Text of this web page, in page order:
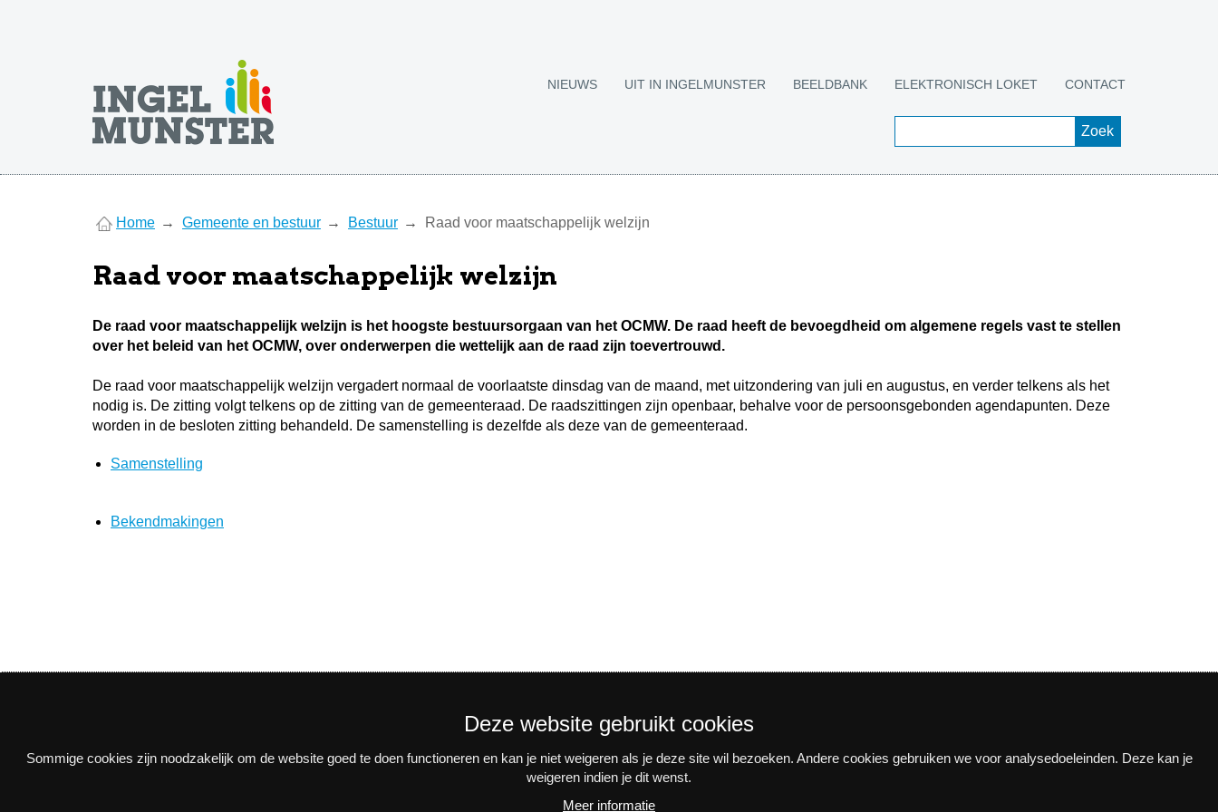
NIEUWS UIT IN INGELMUNSTER BEELDBANK ELEKTRONISCH LOKET CONTACT
are
Home Gemeente en bestuur Bestuur Raad voor maatschappelijk welzijn
Raad voor maatschappelijk welzijn
De raad voor maatschappelijk welzijn is het hoogste bestuursorgaan van het OCMW. De raad heeft de bevoegdheid om algemene regels vast te stellen
over het beleid van het OCMW, over onderwerpen die wettelijk aan de raad zijn toevertrouwd.
De raad voor maatschappelijk welzijn vergadert normaal de voorlaatste dinsdag van de maand, met uitzondering van juli en augustus, en verder telkens als het
nodig is. De zitting volgt telkens op de zitting van de gemeenteraad. De raadszittingen zijn openbaar, behalve voor de persoonsgebonden agendapunten. Deze
worden in de besloten zitting behandeld. De samenstelling is dezelfde als deze van de gemeenteraad.
Samenstelling
Bekendmakingen
Nieuwsbrief
Via e-mail op de hoogte blijven van alle nieuws en activiteiten? Schrijf je in voor onze interessante nieuwsbrieven!
Deze website gebruikt cookies
Sommige cookies zijn noodzakelijk om de website goed te doen functioneren en kan je niet weigeren als je deze site wil bezoeken. Andere cookies gebruiken we voor analysedoeleinden. Deze kan je
weigeren indien je dit wenst.
Meer informatie